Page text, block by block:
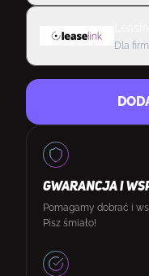
Dla
GWARANCJA I
Pomagamy dobrać i
Pisz śmiało!